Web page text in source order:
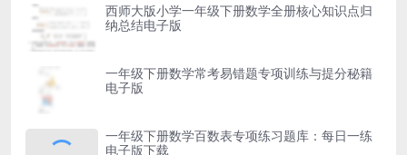
西师大版小学一年级下册数学全册核心知识点归
纳总结电子版
一年级下册数学常考易错题专项训练与提分秘籍
电子版
一年级下册数学百数表专项练习题库：每日一练
电子版下载